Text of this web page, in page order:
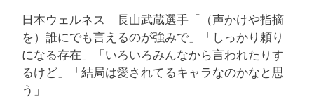
日本ウェルネス 長山武蔵選手「（声かけや指摘
を）誰にでも言えるのが強みで」「しっかり頼り
になる存在」「いろいろみんなから言われたりす
るけど」「結局は愛されてるキャラなのかなと思
う」